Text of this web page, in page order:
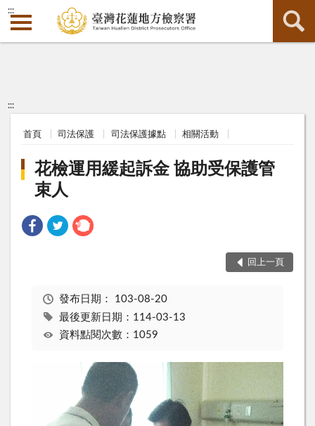
:::
:::
首頁 司法保護 司法保護據點 相關活動
花檢運用緩起訴金 協助受保護管
束人
回上一頁
發布日期： 103-08-20
最後更新日期：114-03-13
資料點閱次數：1059